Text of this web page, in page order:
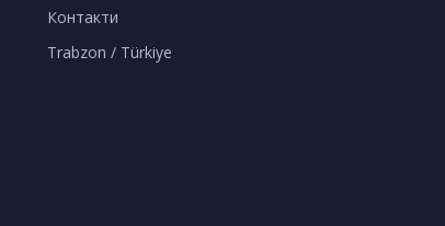
Контакти
Trabzon / Türkiye